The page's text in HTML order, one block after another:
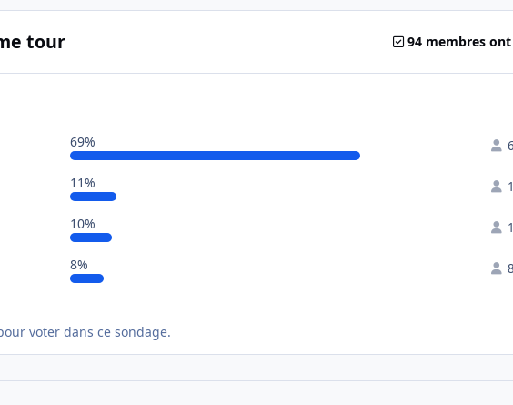
tour 94 membres
69%
11%
10%
8%
voter dans ce sondage.